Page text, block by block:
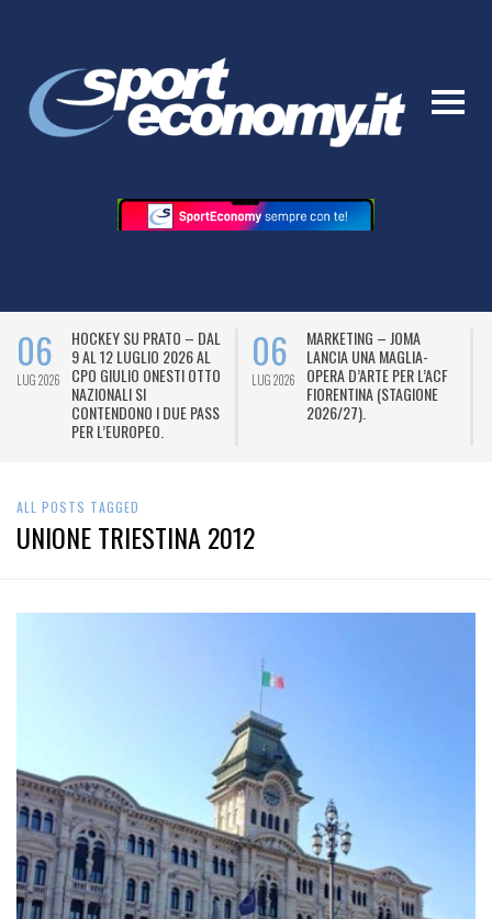
06
LUG 2026
HOCKEY SU PRATO – DAL
9 AL 12 LUGLIO 2026 AL
CPO GIULIO ONESTI OTTO
NAZIONALI SI
CONTENDONO I DUE PASS
PER L’EUROPEO.
06
LUG 2026
MARKETING – JOMA
LANCIA UNA MAGLIA-
OPERA D’ARTE PER L’ACF
FIORENTINA (STAGIONE
2026/27).
ALL POSTS TAGGED
UNIONE TRIESTINA 2012